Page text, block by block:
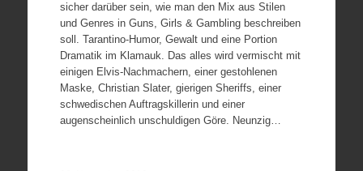
sicher darüber sein, wie man den Mix aus Stilen
und Genres in Guns, Girls & Gambling beschreiben
soll. Tarantino-Humor, Gewalt und eine Portion
Dramatik im Klamauk. Das alles wird vermischt mit
einigen Elvis-Nachmachern, einer gestohlenen
Maske, Christian Slater, gierigen Sheriffs, einer
schwedischen Auftragskillerin und einer
augenscheinlich unschuldigen Göre. Neunzig…